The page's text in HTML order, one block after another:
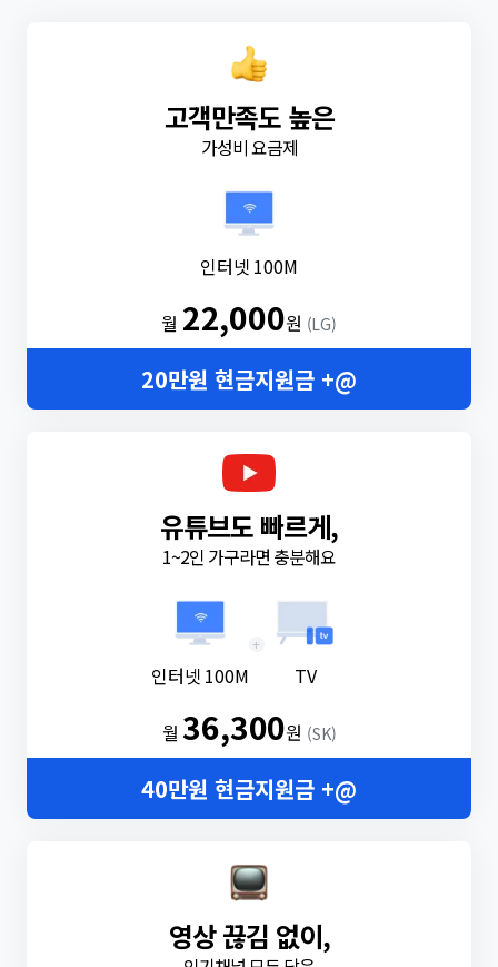
고객만족도 높은
가성비 요금제
인터넷 100M
월 22,000원 (LG)
20만원 현금지원금 +@
유튜브도 빠르게,
1~2인 가구라면 충분해요
인터넷 100M
+
TV
월36,300원 (SK)
40만원 현금지원금 +@
영상 끊김 없이,